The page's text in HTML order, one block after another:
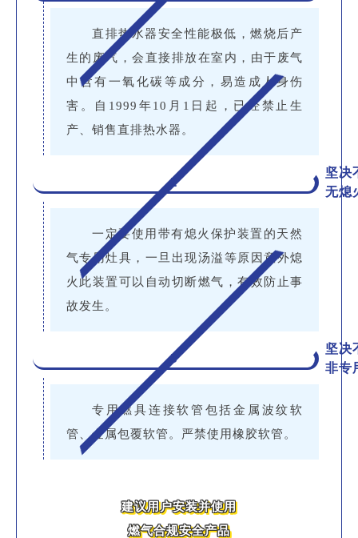
直排热水器安全性能极低，燃烧后产
生的废气，会直接排放在室内，由于废气
中含有一氧化碳等成分，易造成人身伤
害。自1999年10月1日起，已经禁止生
产、销售直排热水器。
2
坚决
无熄
一定要使用带有熄火保护装置的天然
气专用灶具，一旦出现汤溢等原因意外熄
火此装置可以自动切断燃气，有效防止事
故发生。
3
坚决
非专
专用燃具连接软管包括金属波纹软
管、金属包覆软管。严禁使用橡胶软管。
建议用户安装并使用
燃气合规安全产品